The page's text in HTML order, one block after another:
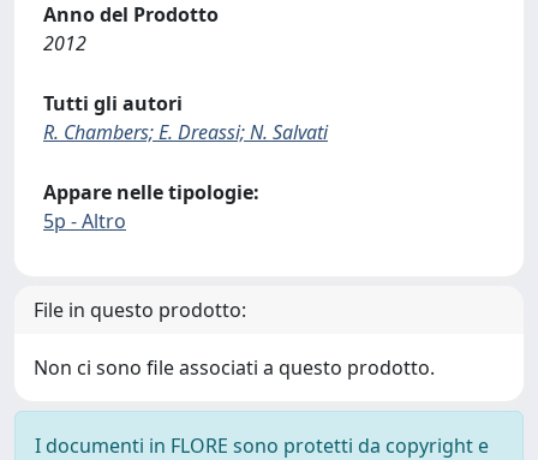
Anno del Prodotto
2012
Tutti gli autori
R. Chambers; E. Dreassi; N. Salvati
Appare nelle tipologie:
5p - Altro
File in questo prodotto:
Non ci sono file associati a questo prodotto.
I documenti in FLORE sono protetti da copyright e